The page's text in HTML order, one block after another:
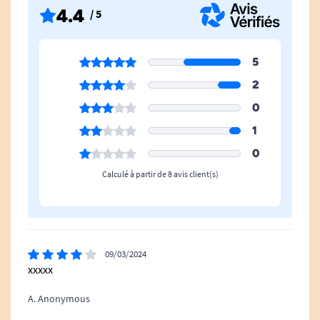
4.4 / 5
5
2
0
1
0
Calculé à partir de 8 avis client(s)
09/03/2024
xxxxx
A. Anonymous